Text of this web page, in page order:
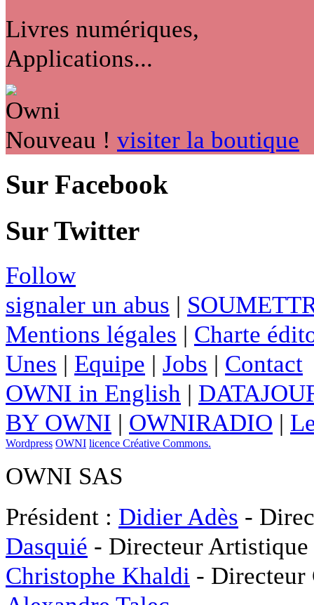
Livres numériques,
Applications...
Nouveau ! visiter la boutique
Sur Facebook
Sur Twitter
Follow
signaler un abus |
Mentions légales | Charte
Unes | Equipe | Jobs | Contact
OWNI in English |
BY OWNI | OWNIRADIO |
Wordpress OWNI licence Créative Commons.
OWNI SAS
Président : Didier Adès -
Dasquié - Directeur
Christophe Khaldi -